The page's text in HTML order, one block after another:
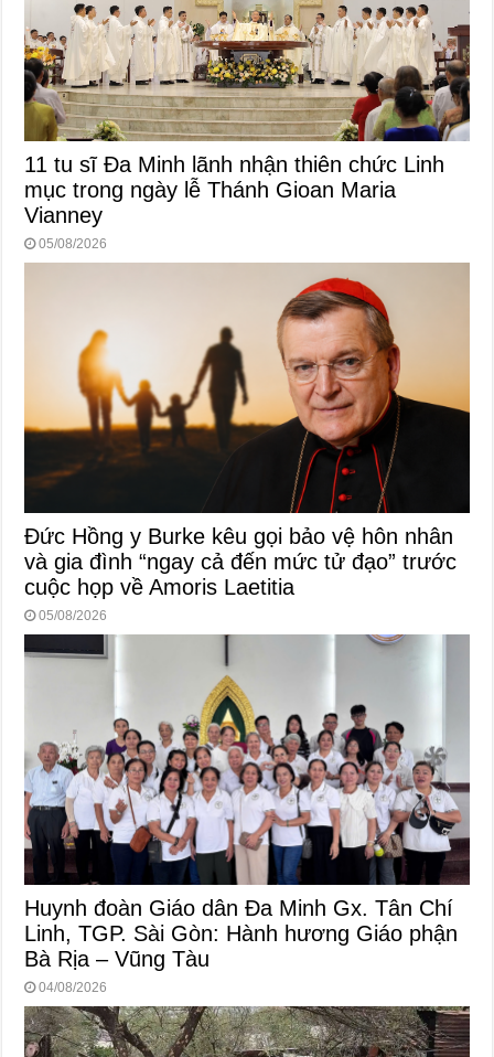
11 tu sĩ Đa Minh lãnh nhận thiên chức Linh
mục trong ngày lễ Thánh Gioan Maria
Vianney
05/08/2026
Đức Hồng y Burke kêu gọi bảo vệ hôn nhân
và gia đình “ngay cả đến mức tử đạo” trước
cuộc họp về Amoris Laetitia
05/08/2026
Huynh đoàn Giáo dân Đa Minh Gx. Tân Chí
Linh, TGP. Sài Gòn: Hành hương Giáo phận
Bà Rịa – Vũng Tàu
04/08/2026